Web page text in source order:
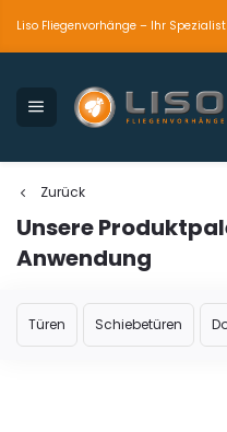
Liso Fliegenvorhänge – Ihr
Zurück
Unsere
Anwendung
Türen Schiebetüren